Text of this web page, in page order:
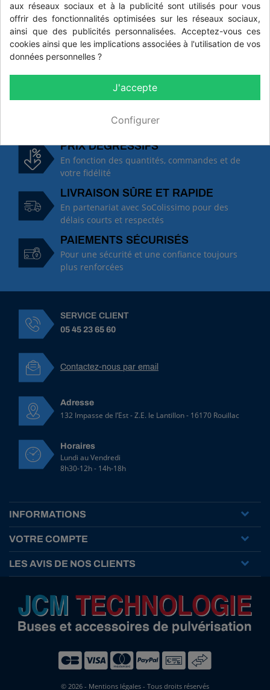
AJOUTER AU PANIER 
DESCRIPTION
PRIX DÉGRESSIFS
En fonction des quantités, commandes et de
votre fidélité
LIVRAISON SÛRE ET RAPIDE
En partenariat avec SoColissimo pour des
délais courts et respectés
PAIEMENTS SÉCURISÉS
Pour une sécurité et une confiance toujours
plus renforcées
SERVICE CLIENT
05 45 23 65 60
Contactez-nous par email
Adresse
132 Impasse de l’Est - Z.E. le Lantillon - 16170 Rouillac
Horaires
Lundi au Vendredi
8h30-12h - 14h-18h
INFORMATIONS
VOTRE COMPTE
LES AVIS DE NOS CLIENTS
© 2026 - Mentions légales - Tous droits réservés
aux réseaux sociaux et à la publicité sont utilisés pour vous
offrir des fonctionnalités optimisées sur les réseaux sociaux,
ainsi que des publicités personnalisées. Acceptez-vous ces
cookies ainsi que les implications associées à l'utilisation de vos
données personnelles ?
J'accepte
Configurer